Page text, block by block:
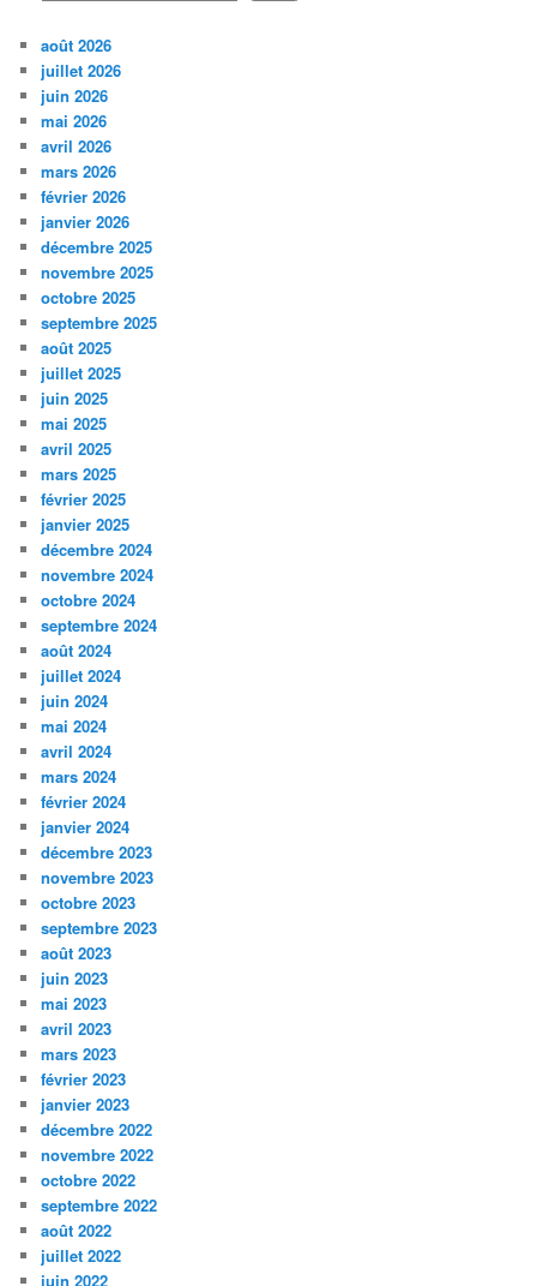
août 2026
juillet 2026
juin 2026
mai 2026
avril 2026
mars 2026
février 2026
janvier 2026
décembre 2025
novembre 2025
octobre 2025
septembre 2025
août 2025
juillet 2025
juin 2025
mai 2025
avril 2025
mars 2025
février 2025
janvier 2025
décembre 2024
novembre 2024
octobre 2024
septembre 2024
août 2024
juillet 2024
juin 2024
mai 2024
avril 2024
mars 2024
février 2024
janvier 2024
décembre 2023
novembre 2023
octobre 2023
septembre 2023
août 2023
juin 2023
mai 2023
avril 2023
mars 2023
février 2023
janvier 2023
décembre 2022
novembre 2022
octobre 2022
septembre 2022
août 2022
juillet 2022
juin 2022